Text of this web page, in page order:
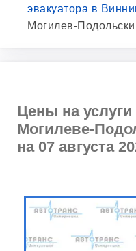
эвакуатора в
Могилев-
Цены на услуги
Могилеве-
на 07 августа